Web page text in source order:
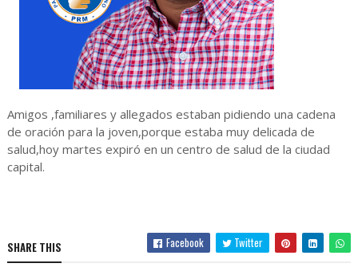
Amigos ,familiares y allegados estaban pidiendo una cadena
de oración para la joven,porque estaba muy delicada de
salud,hoy martes expiró en un centro de salud de la ciudad
capital.
SHARE THIS Facebook Twitter